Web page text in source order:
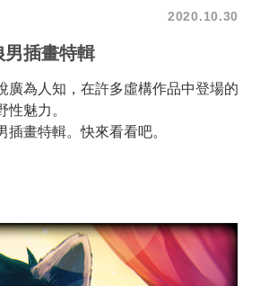
2020.10.30
男插畫特輯
廣為人知，在許多虛構作品中登場的
性魅力。
插畫特輯。快來看看吧。